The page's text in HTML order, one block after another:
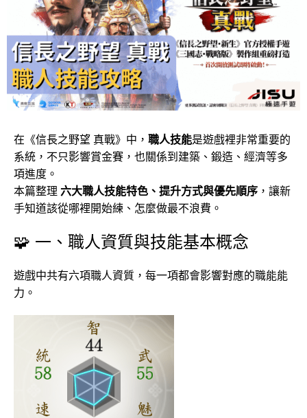
在《信長之野望 真戰》中， 職人技能是遊戲裡非常重要的
系統，不只影響賞金賽，也關係到建築、鍛造、經濟等多
項進度。
本篇整理 六大職人技能特色、提升方式與優先順序 ，讓新
手知道該從哪裡開始練、怎麼做最不浪費。
🧩 一、職人資質與技能基本概念
遊戲中共有六項職人資質，每一項都會影響對應的職能能
力。